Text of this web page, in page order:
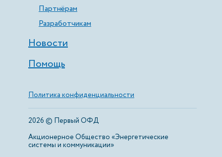
Политика конфиденциальности
Помощь
Новости
Разработчикам
Партнёрам
2026 © Первый ОФД
Акционерное Общество «Энергетические
системы и коммуникации»